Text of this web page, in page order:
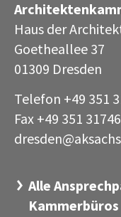
Haus der
Goetheallee 37
01309 Dresden
Telefon +49 351
Fax +49 351
Alle
Kammerbüros